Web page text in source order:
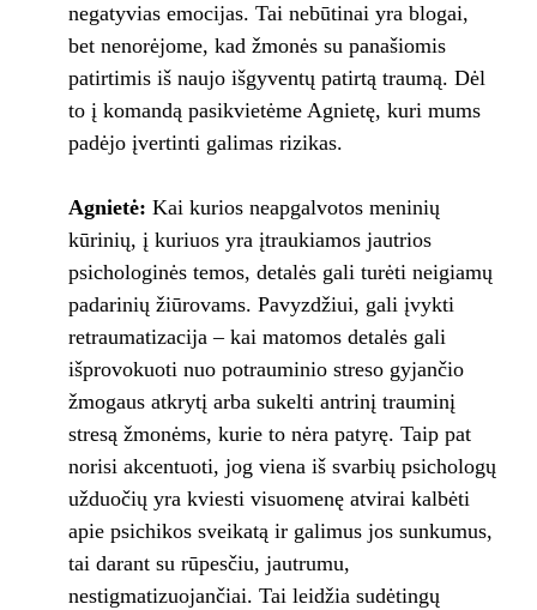
negatyvias emocijas. Tai nebūtinai yra blogai,
bet nenorėjome, kad žmonės su panašiomis
patirtimis iš naujo išgyventų patirtą traumą. Dėl
to į komandą pasikvietėme Agnietę, kuri mums
padėjo įvertinti galimas rizikas.
Agnietė: Kai kurios neapgalvotos meninių
kūrinių, į kuriuos yra įtraukiamos jautrios
psichologinės temos, detalės gali turėti neigiamų
padarinių žiūrovams. Pavyzdžiui, gali įvykti
retraumatizacija – kai matomos detalės gali
išprovokuoti nuo potrauminio streso gyjančio
žmogaus atkrytį arba sukelti antrinį trauminį
stresą žmonėms, kurie to nėra patyrę. Taip pat
norisi akcentuoti, jog viena iš svarbių psichologų
užduočių yra kviesti visuomenę atvirai kalbėti
apie psichikos sveikatą ir galimus jos sunkumus,
tai darant su rūpesčiu, jautrumu,
nestigmatizuojančiai. Tai leidžia sudėtingų